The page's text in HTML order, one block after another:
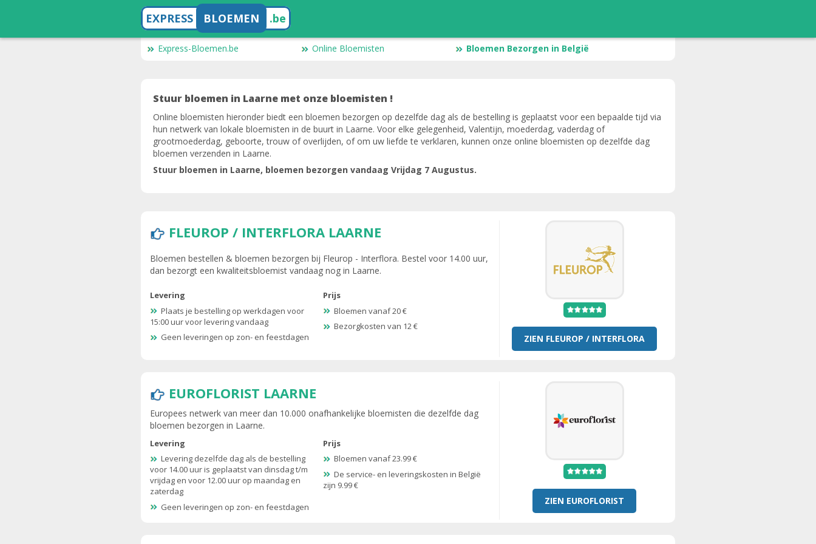
EXPRESS BLOEMEN .be
Express-Bloemen.be Online Bloemisten Bloemen Bezorgen in België
Stuur bloemen in Laarne met onze bloemisten !
Online bloemisten hieronder biedt een bloemen bezorgen op dezelfde dag als de bestelling is geplaatst voor een bepaalde tijd via
hun netwerk van lokale bloemisten in de buurt in Laarne. Voor elke gelegenheid, Valentijn, moederdag, vaderdag of
grootmoederdag, geboorte, trouw of overlijden, of om uw liefde te verklaren, kunnen onze online bloemisten op dezelfde dag
bloemen verzenden in Laarne.
Stuur bloemen in Laarne, bloemen bezorgen vandaag Vrijdag 7 Augustus.
FLEUROP / INTERFLORA LAARNE
Bloemen bestellen & bloemen bezorgen bij Fleurop - Interflora. Bestel voor 14.00 uur,
dan bezorgt een kwaliteitsbloemist vandaag nog in Laarne.
Levering
Plaats je bestelling op werkdagen voor
15:00 uur voor levering vandaag
Geen leveringen op zon- en feestdagen
Prijs
Bloemen vanaf 20 €
Bezorgkosten van 12 €
ZIEN FLEUROP / INTERFLORA
EUROFLORIST LAARNE
Europees netwerk van meer dan 10.000 onafhankelijke bloemisten die dezelfde dag
bloemen bezorgen in Laarne.
Levering
Levering dezelfde dag als de bestelling
voor 14.00 uur is geplaatst van dinsdag t/m
vrijdag en voor 12.00 uur op maandag en
zaterdag
Geen leveringen op zon- en feestdagen
Prijs
Bloemen vanaf 23.99 €
De service- en leveringskosten in België
zijn 9.99 €
ZIEN EUROFLORIST